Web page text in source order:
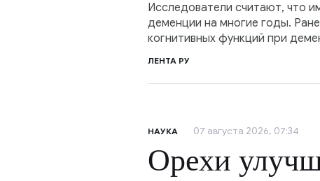
Исследователи считают, что
деменции на многие годы.
когнитивных функций при
ЛЕНТА РУ
НАУКА 07 августа 2026, 07:34
Орехи